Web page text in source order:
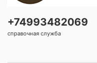
+74993482069
справочная служба